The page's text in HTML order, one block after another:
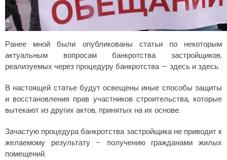
Ранее мной были опубликованы статьи по некоторым
актуальным вопросам банкротства застройщиков,
реализуемых через процедуру банкротства — здесь издесь.
В настоящей статье будут освещены иные способы защиты
и восстановления прав участников строительства, которые
вытекают из других актов, принятых на их основе.
Зачастую процедура банкротства застройщика не приводит к
желаемому результату – получению гражданами жилых
помещений.